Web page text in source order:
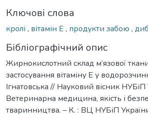
Ключові слова
кролі , вітамін Е , продукти забою ,
Бібліографічний опис
Жирнокислотний склад м’язової
застосування вітаміну Е у
Ігнатовська // Науковий вісник НУБіП
Ветеринарна медицина, якість і
тваринництва. – К. : ВЦ НУБіП